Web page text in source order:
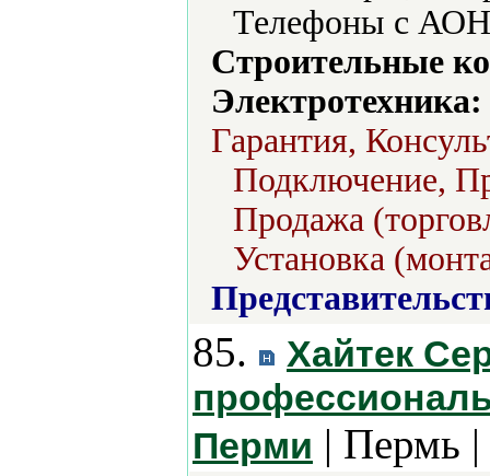
Телефоны с
Строительные
Электротехника:
Гарантия,
Подключение,
Продажа
Установка
85.
Хайтек
Перми | Пермь |